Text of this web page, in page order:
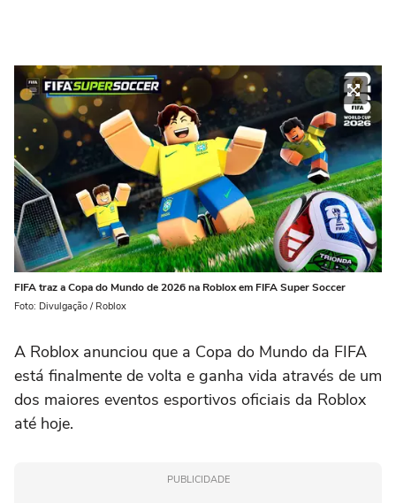
FIFA traz a Copa do Mundo de 2026 na Roblox em FIFA Super Soccer
Foto: Divulgação / Roblox
A Roblox anunciou que a Copa do Mundo da FIFA
está finalmente de volta e ganha vida através de um
dos maiores eventos esportivos oficiais da Roblox
até hoje.
PUBLICIDADE